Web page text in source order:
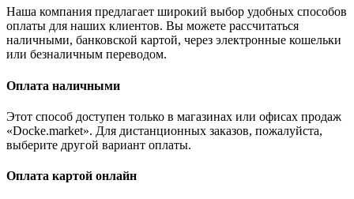
Наша компания предлагает широкий выбор удобных способов
оплаты для наших клиентов. Вы можете рассчитаться
наличными, банковской картой, через электронные кошельки
или безналичным переводом.
Оплата наличными
Этот способ доступен только в магазинах или офисах продаж
«Docke.market». Для дистанционных заказов, пожалуйста,
выберите другой вариант оплаты.
Оплата картой онлайн